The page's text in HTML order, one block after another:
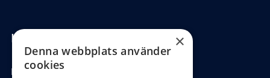
Kundinformation
Köpvillkor
×
Denna webbplats använder
cookies